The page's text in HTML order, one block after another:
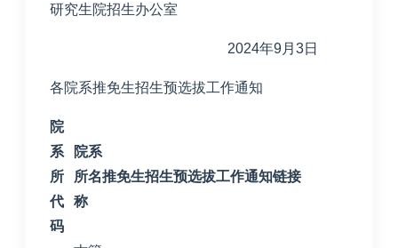
研究生院招生办公室
2024年9月 3日
各院系推免生招生预选拔工作通知
院
系
所
代
码
院系
所名
称
推免生招生预选拔工作通知链接